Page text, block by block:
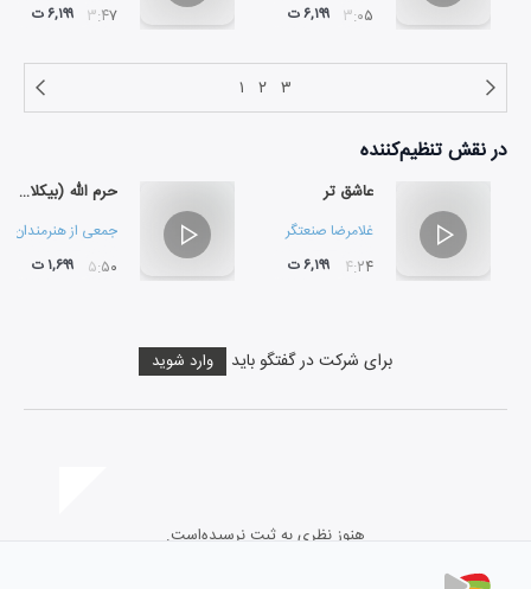
۰۳:۰۵ ۶,۱۹۹ ت ۰۳:۴۷ ۶,۱۹۹ ت
۱ ۲ ۳
در نقشتنظیم‌کننده
عاشق تر
غلامرضا صنعتگر
۰۴:۲۴ ۶,۱۹۹ ت
حرم الله (بیکلام)
جمعی از هنرمندان
۰۵:۵۰ ۱,۶۹۹ ت
برای شرکت در گفتگو باید وارد شوید
هنوز نظری به ثبت نرسیده‌است.